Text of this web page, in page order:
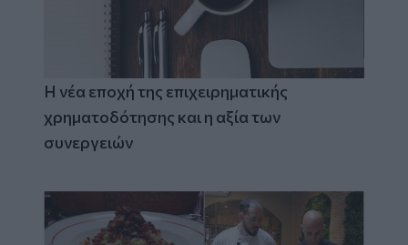
Η νέα εποχή της επιχειρηματικής
χρηματοδότησης και η αξία των
συνεργειών